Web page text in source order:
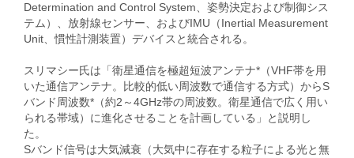
Determination and Control System、姿勢決定および制御シス
テム）、放射線センサー、およびIMU（Inertial Measurement
Unit、慣性計測装置）デバイスと統合される。
スリマシー氏は「衛星通信を極超短波アンテナ*（VHF帯を用
いた通信アンテナ。比較的低い周波数で通信する方式）からS
バンド周波数*（約2～4GHz帯の周波数。衛星通信で広く用い
られる帯域）に進化させることを計画している」と説明し
た。
Sバンド信号は大気減衰（大気中に存在する粒子による光と無